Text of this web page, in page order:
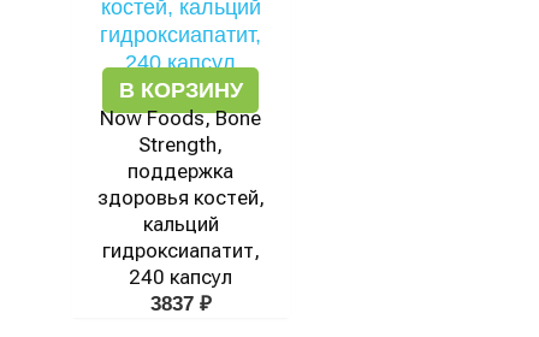
В КОРЗИНУ
Now Foods, Bone
Strength,
поддержка
здоровья костей,
кальций
гидроксиапатит,
240 капсул
3837 ₽